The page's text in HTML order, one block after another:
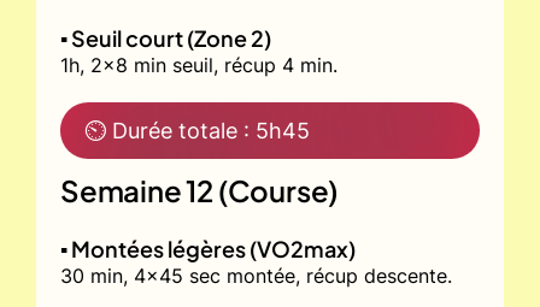
▪️ Seuil court (Zone 2)
1h, 2x8 min seuil, récup 4 min.
⏲ Durée totale : 5h45
Semaine 12 (Course)
▪️ Montées légères (VO2max)
30 min, 4x45 sec montée, récup descente.